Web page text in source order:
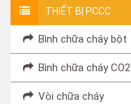
THIẾT BỊ PCCC
Bình chữa cháy bột
Bình chữa cháy CO2
Vòi chữa cháy